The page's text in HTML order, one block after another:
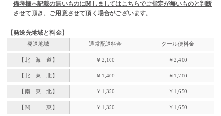
備考欄へ記載の無いものに関しましてはこちらでご指定が無いものと判断
させて頂き、ご用意させて頂く場合がございます。
【発送先地域と料金】
発送地域 通常配送料金 クール便料金
【北 海 道】 ￥2,100 ￥2,400
【北 東 北】 ￥1,400 ￥1,700
【南 東 北】 ￥1,350 ￥1,650
【関 東】 ￥1,350 ￥1,650